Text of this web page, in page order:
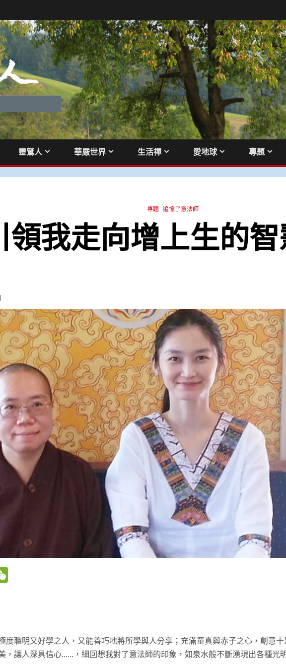
靈鷲人 華嚴世界 生活禪 愛地球 專題
專題 追憶了意法師
領我走向增上生的
度聰明又好學之人，又能善巧地將所學與人分享；充滿童真與赤子之心，創意
，讓人深具信心……，細回想我對了意法師的印象，如泉水般不斷湧現出各種光